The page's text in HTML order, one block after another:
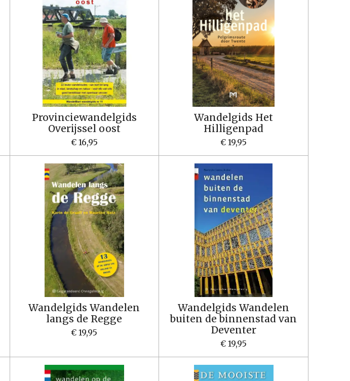
Provinciewandelgids
Overijssel oost
€ 16,95
Wandelgids Het
Hilligenpad
€ 19,95
Wandelgids Wandelen
langs de Regge
€ 19,95
Wandelgids Wandelen
buiten de binnenstad van
Deventer
€ 19,95